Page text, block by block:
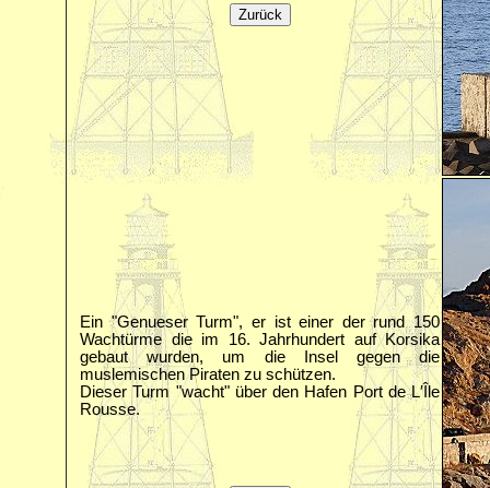
Ein "Genueser Turm", er ist einer der rund 150
Wachtürme die im 16. Jahrhundert auf Korsika
gebaut wurden, um die Insel gegen die
muslemischen Piraten zu schützen.
Dieser Turm "wacht" über den Hafen Port de L′Île
Rousse.